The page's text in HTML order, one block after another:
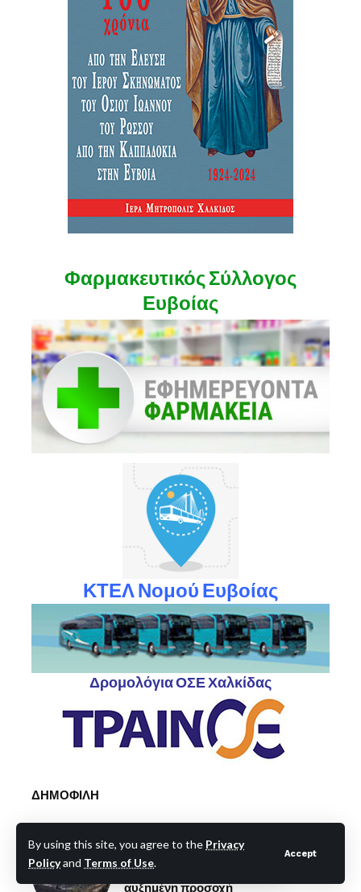
By using this site, you agree to the Privacy
Policyand Terms of Use.
Accept
Φαρμακευτικός Σύλλογος
Ευβοίας
ΚΤΕΛ Νομού Ευβοίας
Δρομολόγια ΟΣΕ Χαλκίδας
ΔΗΜΟΦΙΛΗ
κίνδυνος πυρκαγιάς την Παρασκευή
17/7– Έκκληση στους πολίτες για
αυξημένη προσοχή